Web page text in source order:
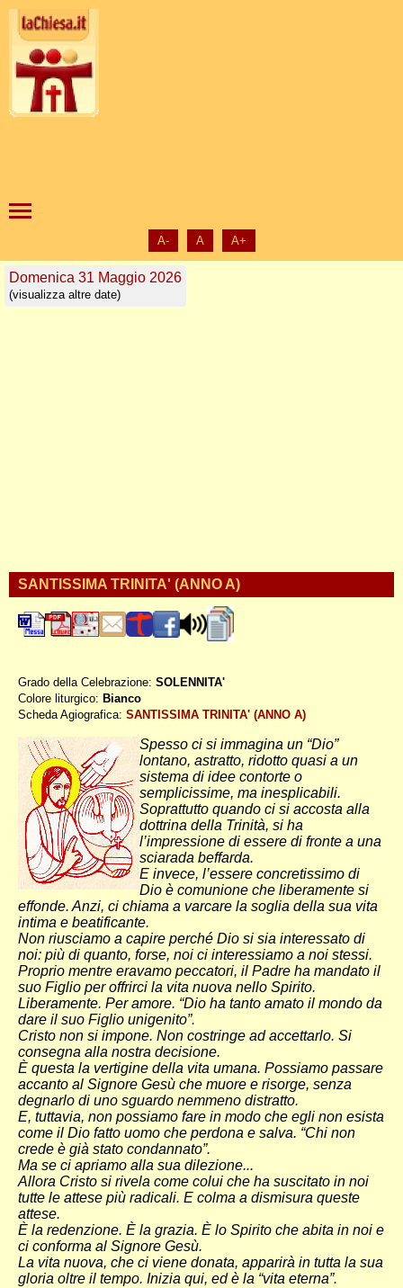
A- A A+
Domenica 31 Maggio 2026
(visualizza altre date)
SANTISSIMA TRINITA' (ANNO A)
Grado della Celebrazione: SOLENNITA'
Colore liturgico: Bianco
Scheda Agiografica: SANTISSIMA TRINITA' (ANNO A)
Spesso ci si immagina un “Dio”
lontano, astratto, ridotto quasi a un
sistema di idee contorte o
semplicissime, ma inesplicabili.
Soprattutto quando ci si accosta alla
dottrina della Trinità, si ha
l’impressione di essere di fronte a una
sciarada beffarda.
E invece, l’essere concretissimo di
Dio è comunione che liberamente si
effonde. Anzi, ci chiama a varcare la soglia della sua vita
intima e beatificante.
Non riusciamo a capire perché Dio si sia interessato di
noi: più di quanto, forse, noi ci interessiamo a noi stessi.
Proprio mentre eravamo peccatori, il Padre ha mandato il
suo Figlio per offrirci la vita nuova nello Spirito.
Liberamente. Per amore. “Dio ha tanto amato il mondo da
dare il suo Figlio unigenito”.
Cristo non si impone. Non costringe ad accettarlo. Si
consegna alla nostra decisione.
È questa la vertigine della vita umana. Possiamo passare
accanto al Signore Gesù che muore e risorge, senza
degnarlo di uno sguardo nemmeno distratto.
E, tuttavia, non possiamo fare in modo che egli non esista
come il Dio fatto uomo che perdona e salva. “Chi non
crede è già stato condannato”.
Ma se ci apriamo alla sua dilezione...
Allora Cristo si rivela come colui che ha suscitato in noi
tutte le attese più radicali. E colma a dismisura queste
attese.
È la redenzione. È la grazia. È lo Spirito che abita in noi e
ci conforma al Signore Gesù.
La vita nuova, che ci viene donata, apparirà in tutta la sua
gloria oltre il tempo. Inizia qui, ed è la “vita eterna”.